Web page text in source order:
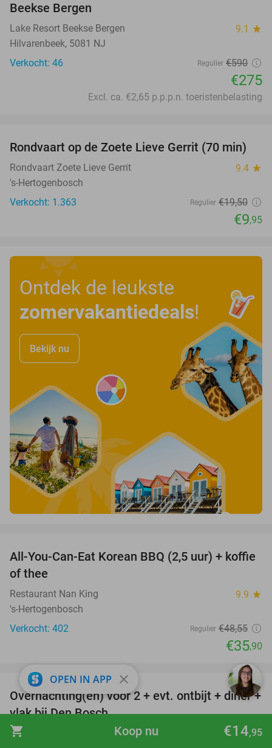
shopping_cart €14,95
Koop nu
Beekse Bergen
Lake Resort Beekse Bergen 9.1 star
Hilvarenbeek, 5081 NJ
Verkocht: 46
Regulier €590
€275
Excl. ca. €2,65 p.p.p.n. toeristenbelasting
49%
Rondvaart op de Zoete Lieve Gerrit (70 min)
Rondvaart Zoete Lieve Gerrit 9.4 star
's-Hertogenbosch
Verkocht: 1.363
Regulier €19,50
€9,95
Ontdek de leukste
zomervakantiedeals!
Bekijk nu
26%
All-You-Can-Eat Korean BBQ (2,5 uur) + koffie
of thee
Restaurant Nan King 9.9 star
's-Hertogenbosch
Verkocht: 402
Regulier €48,55
€35,90
29%
favorite_border
Overnachting(en) voor 2 + evt. ontbijt + diner +
vlak bij Den Bosch
Hotel De Ruwenberg 9.7star
OPEN IN APP close